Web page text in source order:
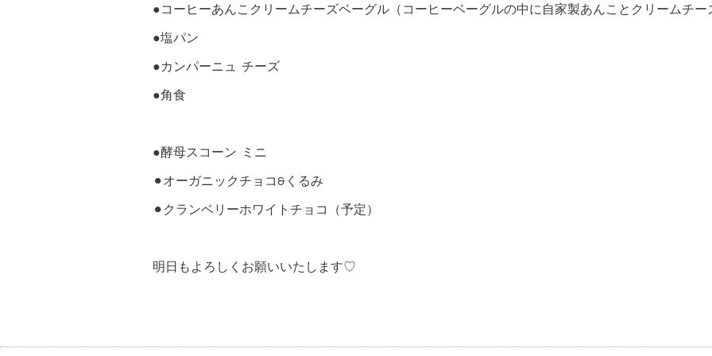
●コーヒーあんこクリームチーズベーグル（コーヒーベーグルの中に自家製あんことクリームチー
●塩パン
●カンパーニュ チーズ
●角食
●酵母スコーン ミニ
⚫︎オーガニックチョコ&くるみ
⚫︎クランベリーホワイトチョコ（予定）
明日もよろしくお願いいたします♡